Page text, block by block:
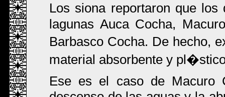
Los siona reportaron que
lagunas Auca Cocha,
Barbasco Cocha. De hecho,
material absorbente y
Ese es el caso de Macuro